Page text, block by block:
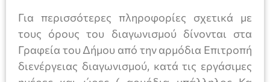
Για περισσότερες πληροφορίες σχετικά με
τους όρους του διαγωνισμού δίνονται στα
Γραφεία του Δήμου από την αρμόδια Επιτροπή
διενέργειας διαγωνισμού, κατά τις εργάσιμες